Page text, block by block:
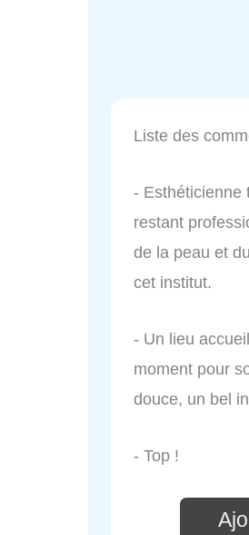
Liste des
- Esthéticienne
restant
de la peau et
cet institut.
- Un lieu
moment pour
douce, un bel
- Top !